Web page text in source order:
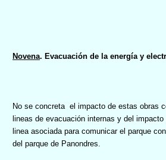
Novena. Evacuación de la energía y
No se concreta el impacto de estas obras
lineas de evacuación internas y del
linea asociada para comunicar el parque
del parque de Panondres.